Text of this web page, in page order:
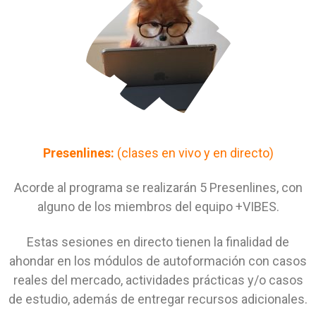
Presenlines: (clases en vivo y en directo)
Acorde al programa se realizarán 5 Presenlines, con
alguno de los miembros del equipo +VIBES.
Estas sesiones en directo tienen la finalidad de
ahondar en los módulos de autoformación con casos
reales del mercado, actividades prácticas y/o casos
de estudio, además de entregar recursos adicionales.